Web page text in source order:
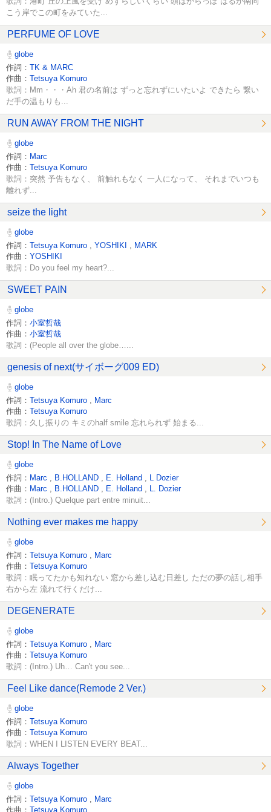
こう岸でこの町をみていた...
PERFUME OF LOVE
globe
作詞： TK & MARC
作曲： Tetsuya Komuro
歌詞：Mm・・・Ah 君の名前は ずっと忘れずにいたいよ できたら 繋い
だ手の温もりも...
RUN AWAY FROM THE NIGHT
globe
作詞： Marc
作曲： Tetsuya Komuro
歌詞：突然 予告もなく、 前触れもなく 一人になって、 それまでいつも
離れず...
seize the light
globe
作詞： Tetsuya Komuro YOSHIKI
MARK
作曲： YOSHIKI
歌詞：Do you feel my heart?...
SWEET PAIN
globe
作詞： 小室哲哉
作曲： 小室哲哉
歌詞：(People all over the globe…...
genesis of next(サイボーグ009 ED)
globe
作詞： Tetsuya Komuro
Marc
作曲： Tetsuya Komuro
歌詞：久し振りの キミのhalf smile 忘れられず 始まる...
Stop! In The Name of Love
globe
作詞： Marc B.HOLLAND E. Holland
L Dozier
作曲： Marc B.HOLLAND E. Holland L. Dozier
歌詞：(Intro.) Quelque part entre minuit...
Nothing ever makes me happy
globe
作詞： Tetsuya Komuro
Marc
作曲： Tetsuya Komuro
歌詞：眠ってたかも知れない 窓から差し込む日差し ただの夢の話し相手
右から左 流れて行くだけ...
DEGENERATE
globe
作詞： Tetsuya Komuro
Marc
作曲： Tetsuya Komuro
歌詞：(Intro.) Uh… Can't you see...
Feel Like dance(Remode 2 Ver.)
globe
作詞： Tetsuya Komuro
作曲： Tetsuya Komuro
歌詞：WHEN I LISTEN EVERY BEAT...
Always Together
globe
作詞： Tetsuya Komuro
Marc
作曲： Tetsuya Komuro